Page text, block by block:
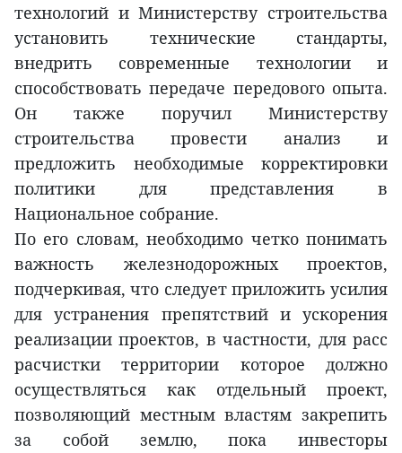
технологий и Министерству строительства
установить технические стандарты,
внедрить современные технологии и
способствовать передаче передового опыта.
Он также поручил Министерству
строительства провести анализ и
предложить необходимые корректировки
политики для представления в
Национальное собрание.
По его словам, необходимо четко понимать
важность железнодорожных проектов,
подчеркивая, что следует приложить усилия
для устранения препятствий и ускорения
реализации проектов, в частности, для расс
расчистки территории которое должно
осуществляться как отдельный проект,
позволяющий местным властям закрепить
за собой землю, пока инвесторы